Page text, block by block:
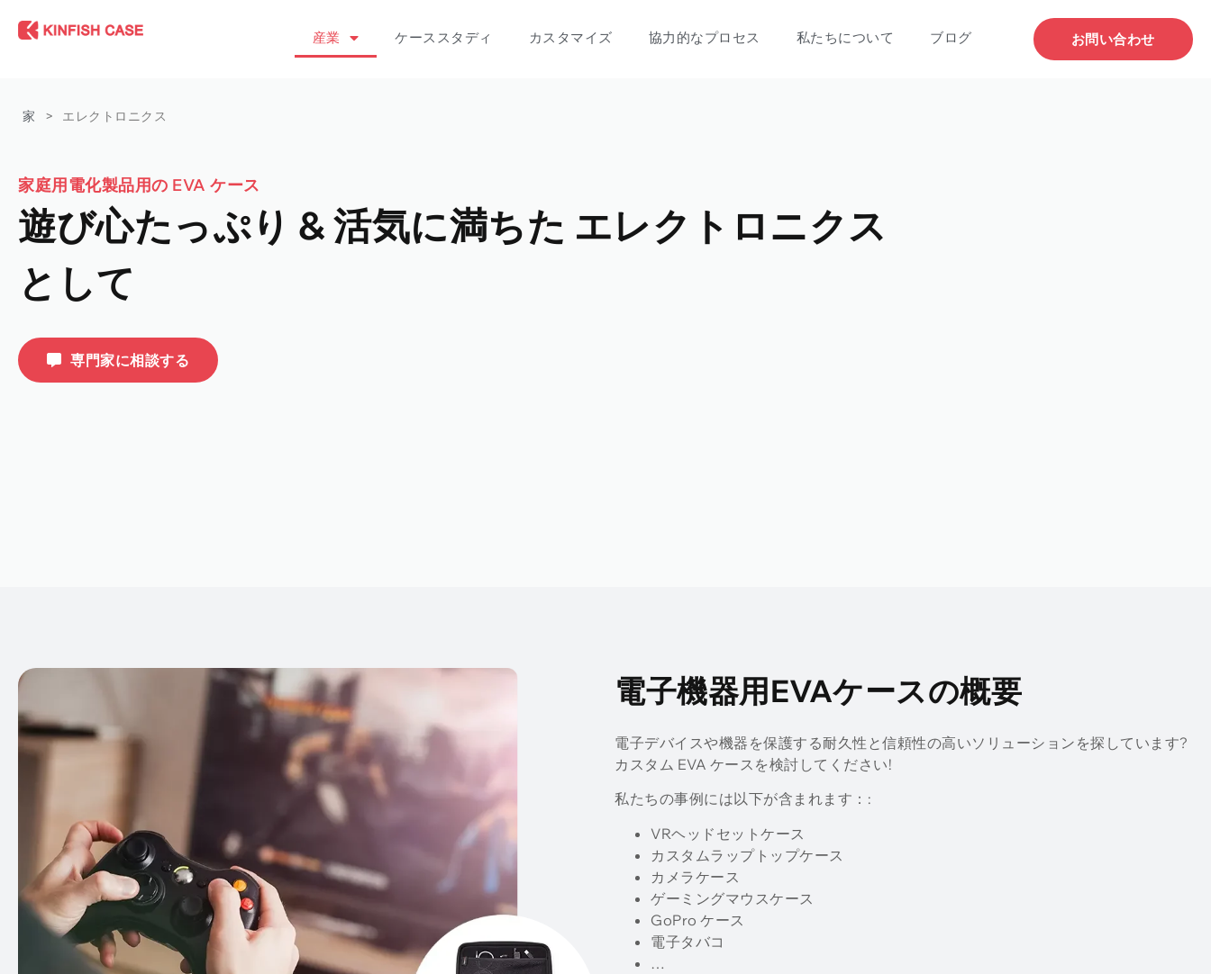
産業 ケーススタディ カスタマイズ 協力的なプロセス 私たちについて ブログ お問い合わせ
家 > エレクトロニクス
家庭用電化製品用の EVA ケース
遊び心たっぷり & 活気に満ちた エレクトロニクス
として
専門家に相談する
電子機器用EVAケースの概要
電子デバイスや機器を保護する耐久性と信頼性の高いソリューションを探しています?
カスタム EVA ケースを検討してください!
私たちの事例には以下が含まれます：:
VRヘッドセットケース
カスタムラップトップケース
カメラケース
ゲーミングマウスケース
GoPro ケース
電子タバコ
…